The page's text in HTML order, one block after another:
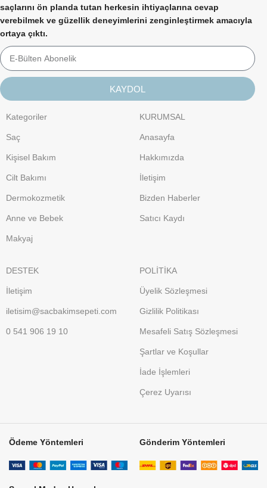
saçlarını ön planda tutan herkesin ihtiyaçlarına cevap
verebilmek ve güzellik deneyimlerini zenginleştirmek amacıyla
ortaya çıktı.
KAYDOL
Kategoriler
Saç
Kişisel Bakım
Cilt Bakımı
Dermokozmetik
Anne ve Bebek
Makyaj
KURUMSAL
Anasayfa
Hakkımızda
İletişim
Bizden Haberler
Satıcı Kaydı
DESTEK
İletişim
iletisim@sacbakimsepeti.com
0 541 906 19 10
POLİTİKA
Üyelik Sözleşmesi
Gizlilik Politikası
Mesafeli Satış Sözleşmesi
Şartlar ve Koşullar
İade İşlemleri
Çerez Uyarısı
Ödeme Yöntemleri Gönderim Yöntemleri